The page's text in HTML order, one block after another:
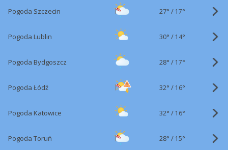
Pogoda Szczecin 27° / 17°
Pogoda Lublin 30° / 14°
Pogoda Bydgoszcz 28° / 17°
Pogoda Łódź 32° / 16°
Pogoda Katowice 32° / 16°
Pogoda Toruń 28° / 15°